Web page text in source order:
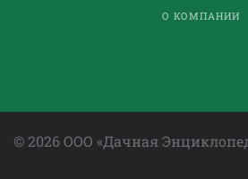
О КОМПАНИИ
©2026 ООО «Дачная